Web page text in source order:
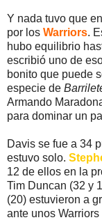
Y nada tuvo que
por los Warriors.
hubo equilibrio
escribió uno de
bonito que puede
especie de
Armando
para dominar un
Davis se fue a 34
estuvo solo.
12 de ellos en la
Tim Duncan (32 y
(20) estuvieron a
ante unos